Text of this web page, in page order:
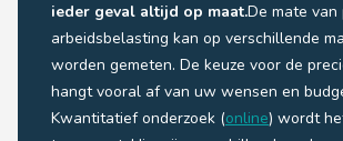
ieder geval altijd op maat.De mate van
arbeidsbelasting kan op verschillende
worden gemeten. De keuze voor de
hangt vooral af van uw wensen en
Kwantitatief onderzoek (online) wordt